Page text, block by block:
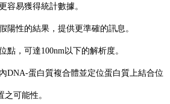
容易獲得統計數據。
陽性的結果，提供更準確的訊息。
點，可達100nm以下的解析度。
DNA-蛋白質複合體並定位蛋白質上結合位
可能性。